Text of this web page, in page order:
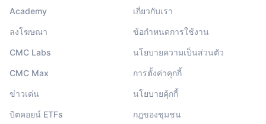
Academy
ลงโฆษณา
CMC Labs
CMC Max
ข่าวเด่น
บิตคอยน์ ETFs
เกี่ยวกับเรา
ข้อกำหนดการใช้งาน
นโยบายความเป็นส่วนตัว
การตั้งค่าคุกกี้
นโยบายคุ้กกี้
กฎของชุมชน